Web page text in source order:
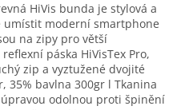
HiVis bunda je stylová a
umístit moderní smartphone
na zipy pro větší
páska HiVisTex Pro,
zip a vyztužené dvojité
35% bavlna 300gr l Tkanina
odolnou proti špinění